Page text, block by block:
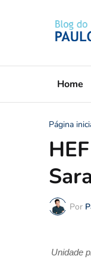
Home
Página
Por
Unidade